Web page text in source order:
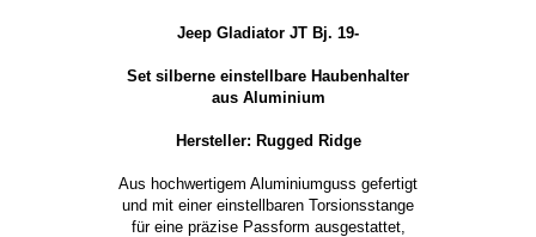
Jeep Gladiator JT Bj. 19-
Set silberne einstellbare Haubenhalter
aus Aluminium
Hersteller: Rugged Ridge
Aus hochwertigem Aluminiumguss gefertigt
und mit einer einstellbaren Torsionsstange
für eine präzise Passform ausgestattet,